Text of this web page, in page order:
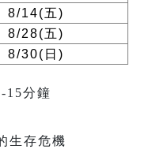
8/14(五)
8/28(五)
8/30( 日 )
15分鐘
生存危機